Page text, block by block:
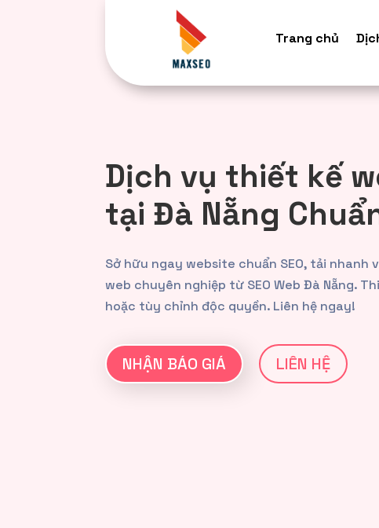
Trang chủ
Dịch vụ thiết kế
tại Đà Nẵng
Sở hữu ngay website chuẩn SEO, tải nhanh
web chuyên nghiệp từ SEO Web Đà Nẵng.
hoặc tùy chỉnh độc quyền. Liên hệ ngay!
NHẬN BÁO GIÁ LIÊN HỆ